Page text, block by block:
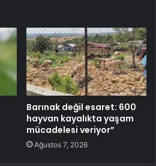
Barınak değil esaret: 600
hayvan kayalıkta yaşam
mücadelesi veriyor”
Ağustos 7, 2026